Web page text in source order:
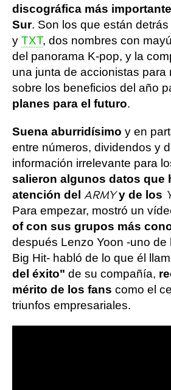
discográfica más importante
Sur. Son los que están
y TXT, dos nombres con
del panorama K-pop, y la
una junta de accionistas para
sobre los beneficios del año
planes para el futuro.
Suena aburridísimo y en
entre números, dividendos y
información irrelevante para
salieron algunos datos que
atención del ARMYy de los
Para empezar, mostró un
of con sus grupos más
después Lenzo Yoon -uno de
Big Hit- habló de lo que él
del éxito" de su compañía,
mérito de los fans como el
triunfos empresariales.